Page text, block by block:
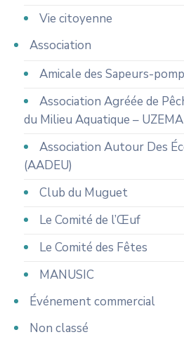
Vie citoyenne
Association
Amicale des Sapeurs-
Association Agréée de
du Milieu Aquatique –
Association Autour Des
(AADEU)
Club du Muguet
Le Comité de l’Œuf
Le Comité des Fêtes
MANUSIC
Événement commercial
Non classé